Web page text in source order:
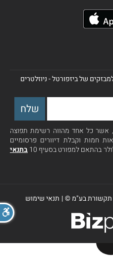
של ביזפורטל - ניוזלטרים
אשר כל אחד מהווה רשימת תפוצה
חמות וקבלת דיוורים פרסומיים
בהתאם למפורט בסעיף 10
בתנאי
תקשורת בע"מ ©| תנאי שימוש